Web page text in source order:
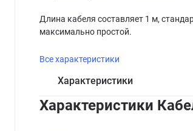
Длина кабеля составляет 1 м,
максимально простой.
Все характеристики
Характеристики
Характеристики